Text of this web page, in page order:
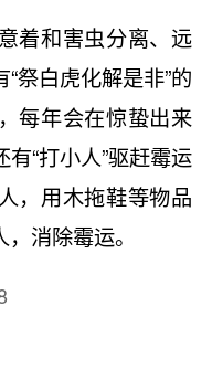
着和害虫分离、远
祭白虎化解是非”的
每年会在惊蛰出来
“打小人”驱赶霉运
，用木拖鞋等物品
消除霉运。